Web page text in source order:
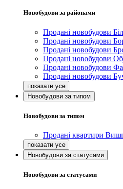
Новобудови за районами
Продані новобудови
Продані новобудови
Продані новобудови
Продані новобудови
Продані новобудови
Продані новобудови
Новобудови за типом
Новобудови за типом
Продані квартири
Новобудови за статусами
Новобудови за статусами